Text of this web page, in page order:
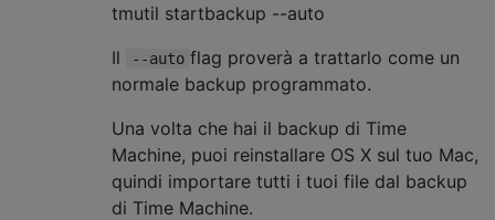
tmutil startbackup --auto
Il
--auto flag proverà a trattarlo come un
normale backup programmato.
Una volta che hai il backup di Time
Machine, puoi reinstallare OS X sul tuo Mac,
quindi importare tutti i tuoi file dal backup
di Time Machine.